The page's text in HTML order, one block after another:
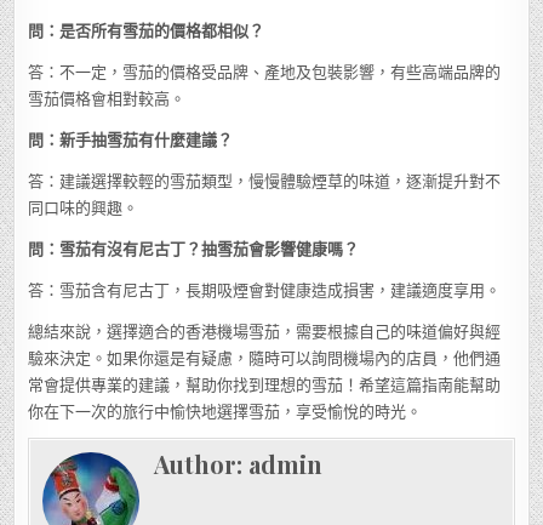
問：是否所有雪茄的價格都相似？
答：不一定，雪茄的價格受品牌、產地及包裝影響，有些高端品牌的
雪茄價格會相對較高。
問：新手抽雪茄有什麼建議？
答：建議選擇較輕的雪茄類型，慢慢體驗煙草的味道，逐漸提升對不
同口味的興趣。
問：雪茄有沒有尼古丁？抽雪茄會影響健康嗎？
答：雪茄含有尼古丁，長期吸煙會對健康造成損害，建議適度享用。
總結來說，選擇適合的香港機場雪茄，需要根據自己的味道偏好與經
驗來決定。如果你還是有疑慮，隨時可以詢問機場內的店員，他們通
常會提供專業的建議，幫助你找到理想的雪茄！希望這篇指南能幫助
你在下一次的旅行中愉快地選擇雪茄，享受愉悅的時光。
Author: admin